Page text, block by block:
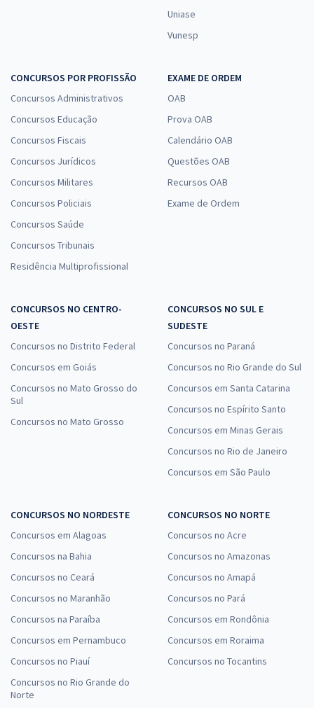
Uniase
Vunesp
CONCURSOS POR PROFISSÃO
Concursos Administrativos
Concursos Educação
Concursos Fiscais
Concursos Jurídicos
Concursos Militares
Concursos Policiais
Concursos Saúde
Concursos Tribunais
Residência Multiprofissional
EXAME DE ORDEM
OAB
Prova OAB
Calendário OAB
Questões OAB
Recursos OAB
Exame de Ordem
CONCURSOS NO CENTRO-
OESTE
Concursos no Distrito Federal
Concursos em Goiás
Concursos no Mato Grosso do
Sul
Concursos no Mato Grosso
CONCURSOS NO SUL E
SUDESTE
Concursos no Paraná
Concursos no Rio Grande do Sul
Concursos em Santa Catarina
Concursos no Espírito Santo
Concursos em Minas Gerais
Concursos no Rio de Janeiro
Concursos em São Paulo
CONCURSOS NO NORDESTE
Concursos em Alagoas
Concursos na Bahia
Concursos no Ceará
Concursos no Maranhão
Concursos na Paraíba
Concursos em Pernambuco
Concursos no Piauí
Concursos no Rio Grande do
Norte
CONCURSOS NO NORTE
Concursos no Acre
Concursos no Amazonas
Concursos no Amapá
Concursos no Pará
Concursos em Rondônia
Concursos em Roraima
Concursos no Tocantins